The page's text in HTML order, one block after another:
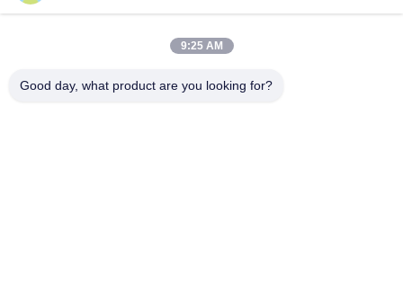
Khí nén hàng hải
nén
Túi khí cao su biển
9:25 AM
Good day, what product are you looking for?